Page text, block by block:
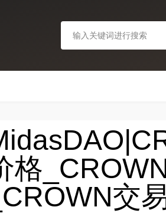
格
_CROWN交